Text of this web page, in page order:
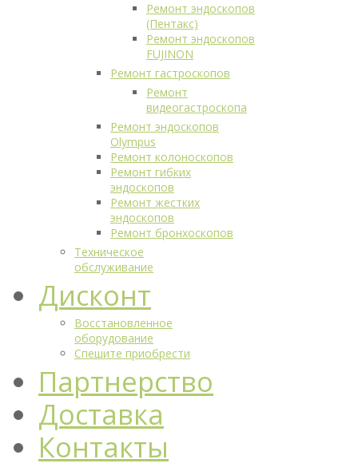
Ремонт эндоскопов
(Пентакс)
Ремонт эндоскопов
FUJINON
Ремонт гастроскопов
Ремонт
видеогастроскопа
Ремонт эндоскопов
Olympus
Ремонт колоноскопов
Ремонт гибких
эндоскопов
Ремонт жестких
эндоскопов
Ремонт бронхоскопов
Техническое
обслуживание
Дисконт
Восстановленное
оборудование
Спешите приобрести
Партнерство
Доставка
Контакты